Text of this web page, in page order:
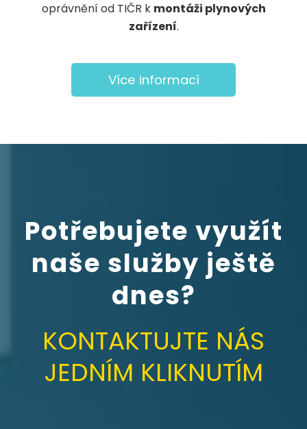
oprávnění od TIČR k montáži plynových
zařízení.
Více informací
Potřebujete využít
naše služby ještě
dnes?
KONTAKTUJTE NÁS
JEDNÍM KLIKNUTÍM